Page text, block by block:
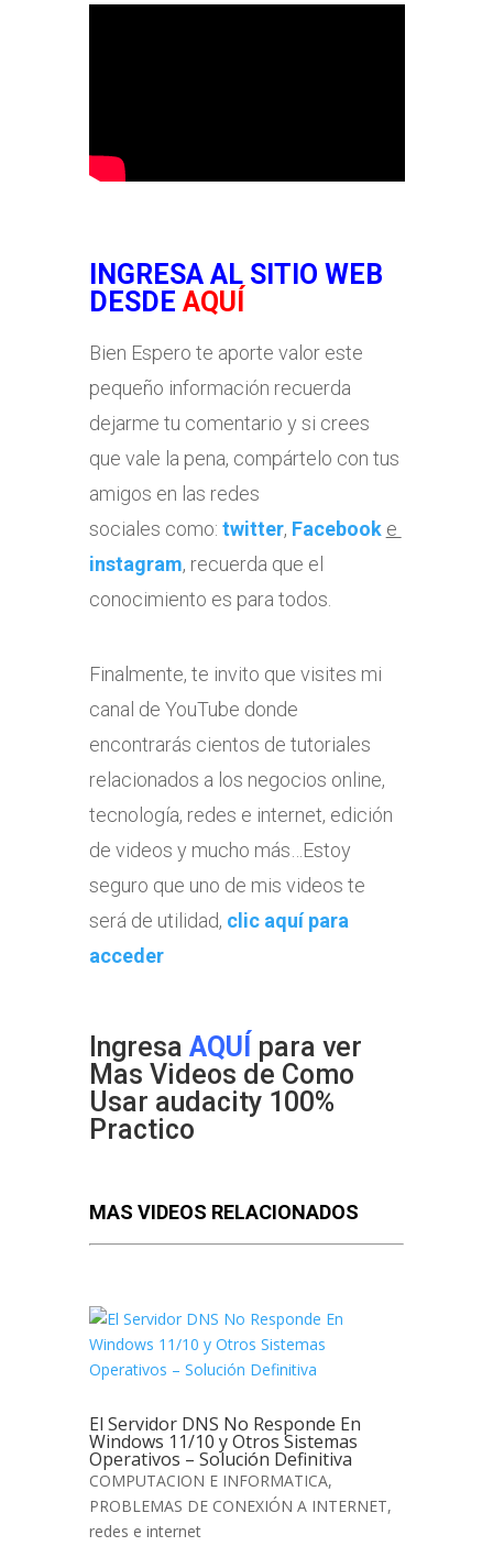
INGRESA AL SITIO WEB
DESDE AQUÍ
Bien Espero te aporte valor este
pequeño información recuerda
dejarme tu comentario y si crees
que vale la pena, compártelo con tus
amigos en las redes
sociales como: twitter, Facebook e
instagram, recuerda que el
conocimiento es para todos.
Finalmente, te invito que visites mi
canal de YouTube donde
encontrarás cientos de tutoriales
relacionados a los negocios online,
tecnología, redes e internet, edición
de videos y mucho más…Estoy
seguro que uno de mis videos te
será de utilidad, clic aquí para
acceder
Ingresa AQUÍ para ver
Mas Videos de Como
Usar audacity 100%
Practico
MAS VIDEOS RELACIONADOS
El Servidor DNS No Responde En
Windows 11/10 y Otros Sistemas
Operativos – Solución Definitiva
COMPUTACION E INFORMATICA,
PROBLEMAS DE CONEXIÓN A INTERNET,
redes e internet